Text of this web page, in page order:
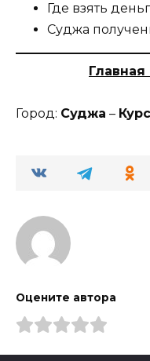
Где взять
Суджа
Город: Суджа –
Оцените автора